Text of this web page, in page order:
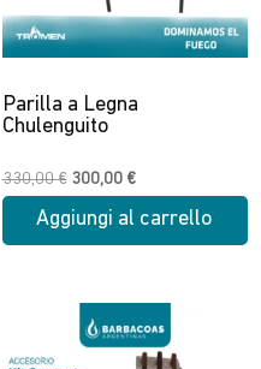
Parilla a Legna
Chulenguito
330,00€ Il
prezzo
330,00 €.
300,00 €Il
300,00 €.
Aggiungi al carrello